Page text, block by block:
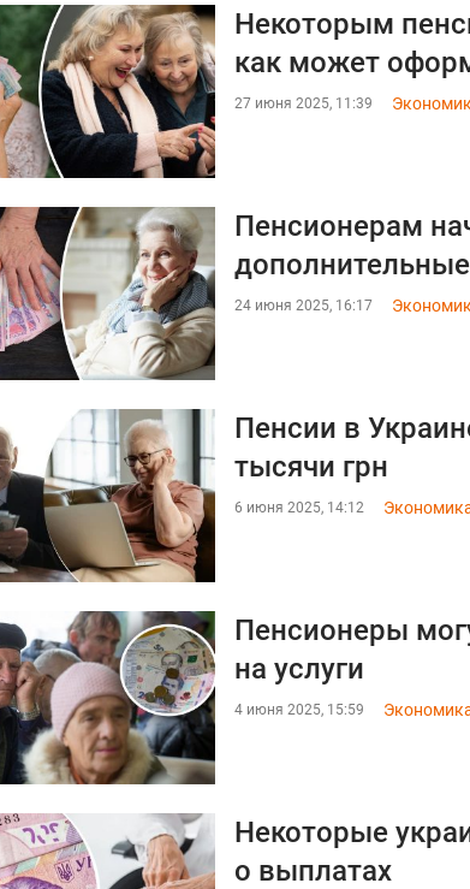
Некоторым
как может
27 июня 2025, 11:39
Пенсионерам
24 июня 2025, 16:17
Пенсии в
тысячи грн
6 июня 2025, 14:12
Пенсионеры
на услуги
4 июня 2025, 15:59
Некоторые
о выплатах